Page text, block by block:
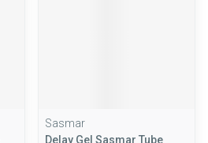
Sasmar
Delay Gel Sasmar Tube